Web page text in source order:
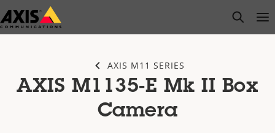
Saltar
al
open
AXIS M11 SERIES
AXIS M1135-E Mk II Box
Camera